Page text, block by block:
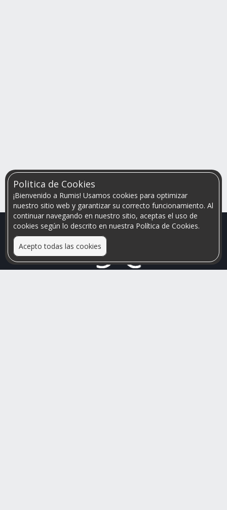
Politica de Cookies
¡Bienvenido a Rumis! Usamos cookies para optimizar
nuestro sitio web y garantizar su correcto funcionamiento. Al
continuar navegando en nuestro sitio, aceptas el uso de
cookies según lo descrito en nuestra Política de Cookies.
Acepto todas las cookies